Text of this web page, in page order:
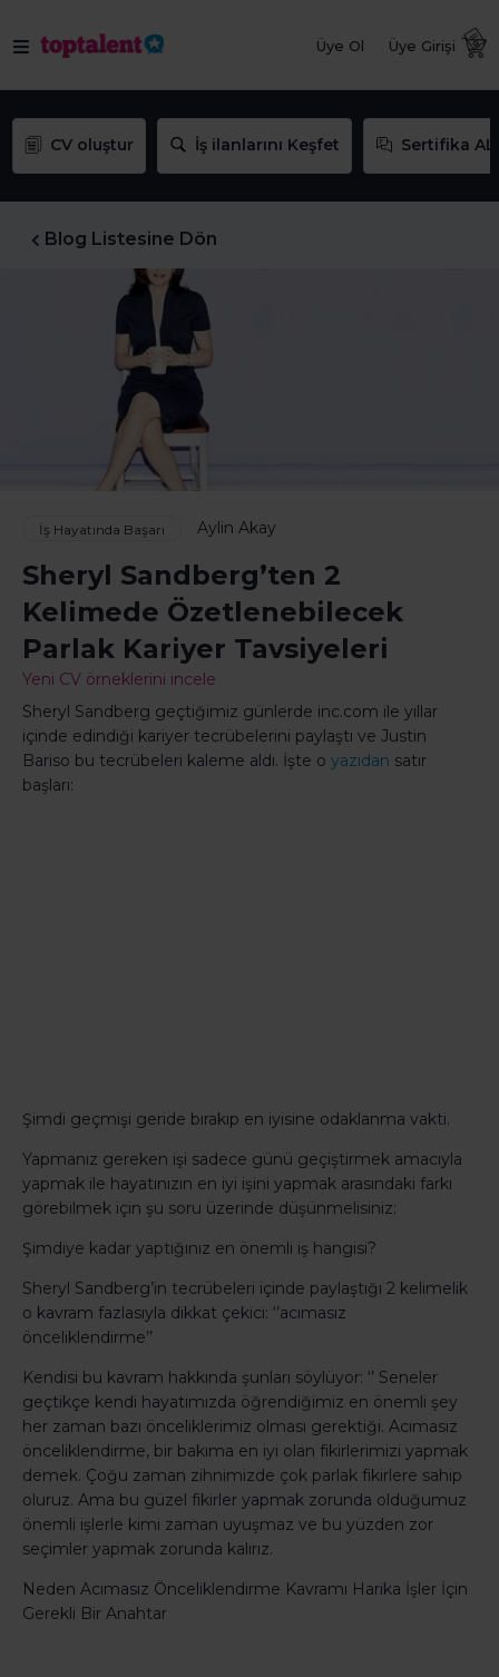
Üye Ol Üye Girişi
CV oluştur İş ilanlarını Keşfet Sertifika AL
Blog Listesine Dön
İş Hayatında Başarı Aylin Akay
Sheryl Sandberg’ten 2
Kelimede Özetlenebilecek
Parlak Kariyer Tavsiyeleri
Yeni CV örneklerini incele
Sheryl Sandberg geçtiğimiz günlerde inc.com ile yıllar
içinde edindiği kariyer tecrübelerini paylaştı ve Justin
Bariso bu tecrübeleri kaleme aldı. İşte o yazıdan satır
başları:
Şimdi geçmişi geride bırakıp en iyisine odaklanma vakti.
Yapmanız gereken işi sadece günü geçiştirmek amacıyla
yapmak ile hayatınızın en iyi işini yapmak arasındaki farkı
görebilmek için şu soru üzerinde düşünmelisiniz:
Şimdiye kadar yaptığınız en önemli iş hangisi?
Sheryl Sandberg’in tecrübeleri içinde paylaştığı 2 kelimelik
o kavram fazlasıyla dikkat çekici: ‘’acımasız
önceliklendirme’’
Kendisi bu kavram hakkında şunları söylüyor: ‘’ Seneler
geçtikçe kendi hayatımızda öğrendiğimiz en önemli şey
her zaman bazı önceliklerimiz olması gerektiği. Acımasız
önceliklendirme, bir bakıma en iyi olan fikirlerimizi yapmak
demek. Çoğu zaman zihnimizde çok parlak fikirlere sahip
oluruz. Ama bu güzel fikirler yapmak zorunda olduğumuz
önemli işlerle kimi zaman uyuşmaz ve bu yüzden zor
seçimler yapmak zorunda kalırız.
Neden Acımasız Önceliklendirme Kavramı Harika İşler İçin
Gerekli Bir Anahtar